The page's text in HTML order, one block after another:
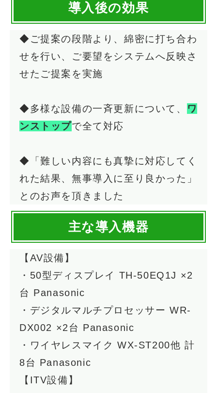
導入後の効果
◆ご提案の段階より、綿密に打ち合わ
せを行い、ご要望をシステムへ反映さ
せたご提案を実施
◆多様な設備の一斉更新について、
ワ
ンストップで全て対応
◆「難しい内容にも真摯に対応してく
れた結果、無事導入に至り良かった」
とのお声を頂きました
主な導入機器
【AV設備】
・50型ディスプレイ TH-50EQ1J ×2
台 Panasonic
・デジタルマルチプロセッサー WR-
DX002 ×2台 Panasonic
・ワイヤレスマイク WX-ST200他 計
8台 Panasonic
【ITV設備】